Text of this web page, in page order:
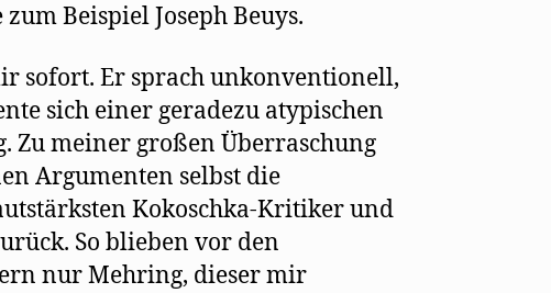
Beispiel Joseph Beuys.
sofort. Er sprach unkonventionell,
sich einer geradezu atypischen
Zu meiner großen Überraschung
Argumenten selbst die
Kokoschka-Kritiker und
So blieben vor den
nur Mehring, dieser mir